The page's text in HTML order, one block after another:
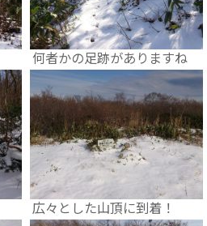
何者かの足跡がありますね
広々とした山頂に到着！